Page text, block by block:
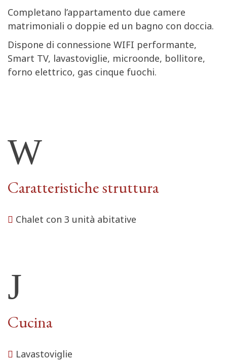
Completano l’appartamento due camere
matrimoniali o doppie ed un bagno con doccia.
Dispone di connessione WIFI performante,
Smart TV, lavastoviglie, microonde, bollitore,
forno elettrico, gas cinque fuochi.
Caratteristiche struttura
Chalet con 3 unità abitative
Cucina
Lavastoviglie